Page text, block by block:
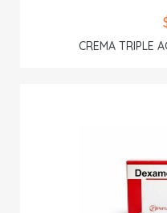
CREMA TRIPLE